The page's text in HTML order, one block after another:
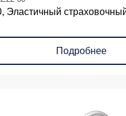
Эластичный
Подробнее